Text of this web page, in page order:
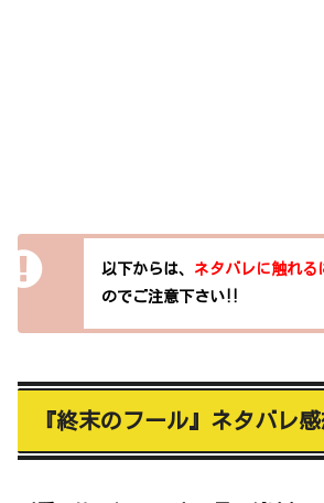
以下からは、 ネタバレに触れる
のでご注意下さい‼
『終末のフール』ネタバレ